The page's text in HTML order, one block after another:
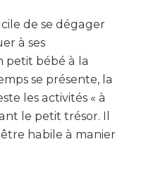
de se dégager
à ses
petit bébé à la
se présente, la
les activités « à
le petit trésor. Il
habile à manier